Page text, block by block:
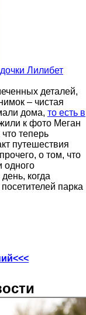
Лилибет
деталей,
– чистая
дома, то есть в
к фото Меган
теперь
путешествия
о том, что
одного
когда
парка